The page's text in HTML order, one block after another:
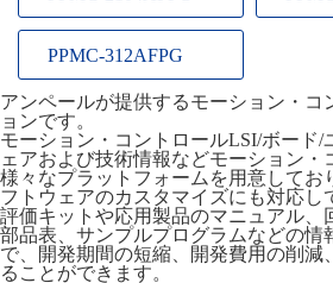
PPMC-312AFPG
アンペールが提供するモーション・コ
ョンです。
モーション・コントロールLSI/ボード/
ェアおよび技術情報などモーション・
様々なプラットフォームを用意してお
フトウェアのカスタマイズにも対応し
評価キットや応用製品のマニュアル、
部品表、サンプルプログラムなどの情
で、開発期間の短縮、開発費用の削減
ることができます。